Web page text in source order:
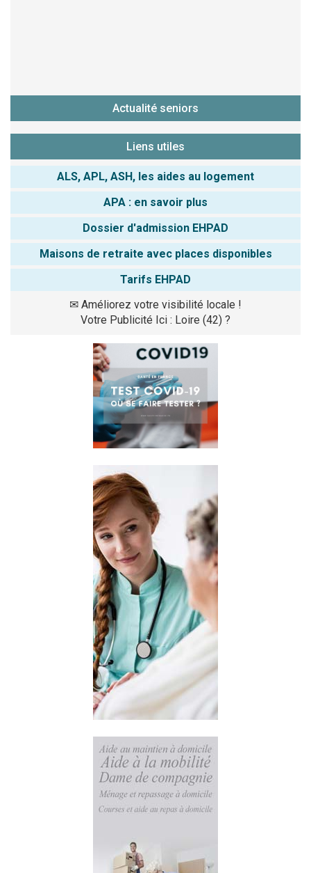
Actualité seniors
Liens utiles
ALS, APL, ASH, les aides au logement
APA : en savoir plus
Dossier d'admission EHPAD
Maisons de retraite avec places disponibles
Tarifs EHPAD
✉ Améliorez votre visibilité locale !
Votre Publicité Ici : Loire (42) ?